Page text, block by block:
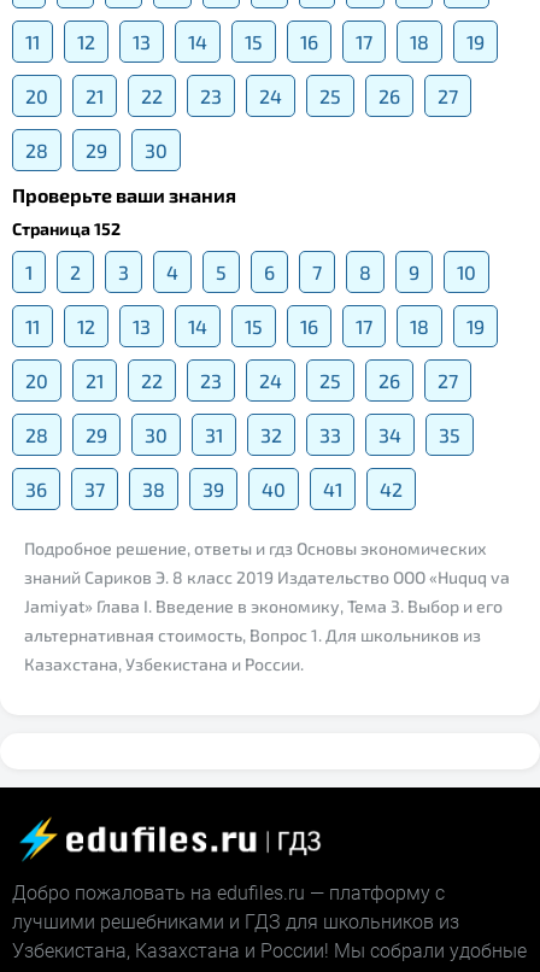
11 12 13 14 15 16 17 18 19
20 21 22 23 24 25 26 27
28 29
30
Проверьте ваши знания
Страница 152
1 2 3 4 5 6 7 8 9 10
11 12 13 14 15 16 17 18 19
20 21 22 23 24 25 26 27
28 29 30 31 32 33 34 35
36 37 38 39 40 41 42
Подробное решение, ответы и гдз Основы экономических
знаний Сариков Э. 8 класс 2019 Издательство ООО «Huquq va
Jamiyat» Глава I. Введение в экономику, Тема 3. Выбор и его
альтернативная стоимость, Вопрос 1. Для школьников из
Казахстана, Узбекистана и России.
Добро пожаловать на edufiles.ru — платформу с
лучшими решебниками и ГДЗ для школьников из
Узбекистана, Казахстана и России! Мы собрали удобные